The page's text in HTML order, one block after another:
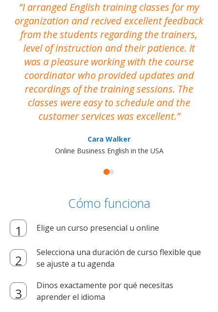
I arranged English training classes for my
organization and recived excellent feedback
from the students regarding the trainers,
level of instruction and their patience. It
was a pleasure working with the course
coordinator who provided updates and
recordings of the training sessions. The
classes were easy to schedule and the
customer services was excellent.
Cara Walker
Online Business English in the USA
Cómo funciona
Elige un curso presencial u online
Selecciona una duración de curso flexible que
se ajuste a tu agenda
Dinos exactamente por qué necesitas
aprender el idioma